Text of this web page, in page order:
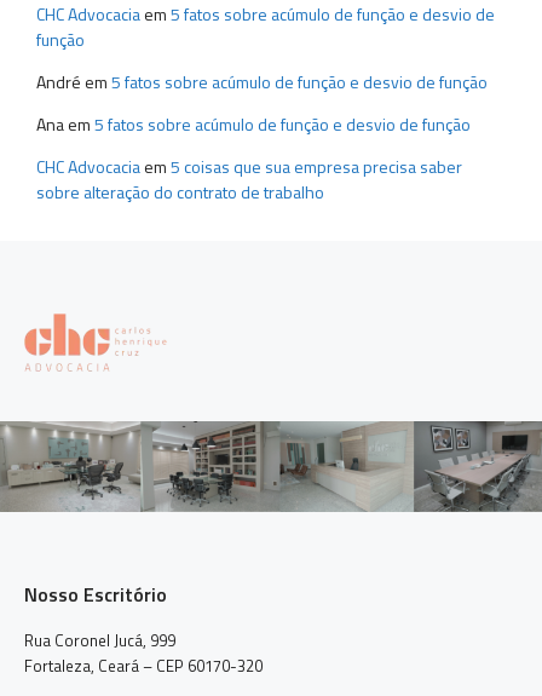
CHC Advocaciaem5 fatos sobre acúmulo de função e desvio de
função
André em5 fatos sobre acúmulo de função e desvio de função
Anaem5 fatos sobre acúmulo de função e desvio de função
CHC Advocaciaem5 coisas que sua empresa precisa saber
sobre alteração do contrato de trabalho
Nosso Escritório
Rua Coronel Jucá, 999
Fortaleza, Ceará – CEP 60170-320